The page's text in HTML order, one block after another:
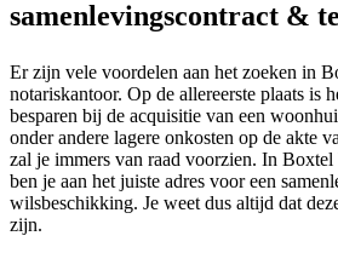
samenlevingscontract &
Er zijn vele voordelen aan het zoeken in
notariskantoor. Op de allereerste plaats is
besparen bij de acquisitie van een
onder andere lagere onkosten op de akte
zal je immers van raad voorzien. In
ben je aan het juiste adres voor een
wilsbeschikking. Je weet dus altijd dat
zijn.